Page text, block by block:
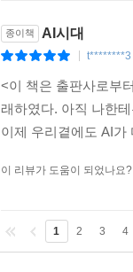
종이책 AI시대
t********3
<이 책은 출판사로부
래하였다. 아직 나한
이제 우리곁에도 AI
이 리뷰가 도움이 되었나요?
1 2 3 4